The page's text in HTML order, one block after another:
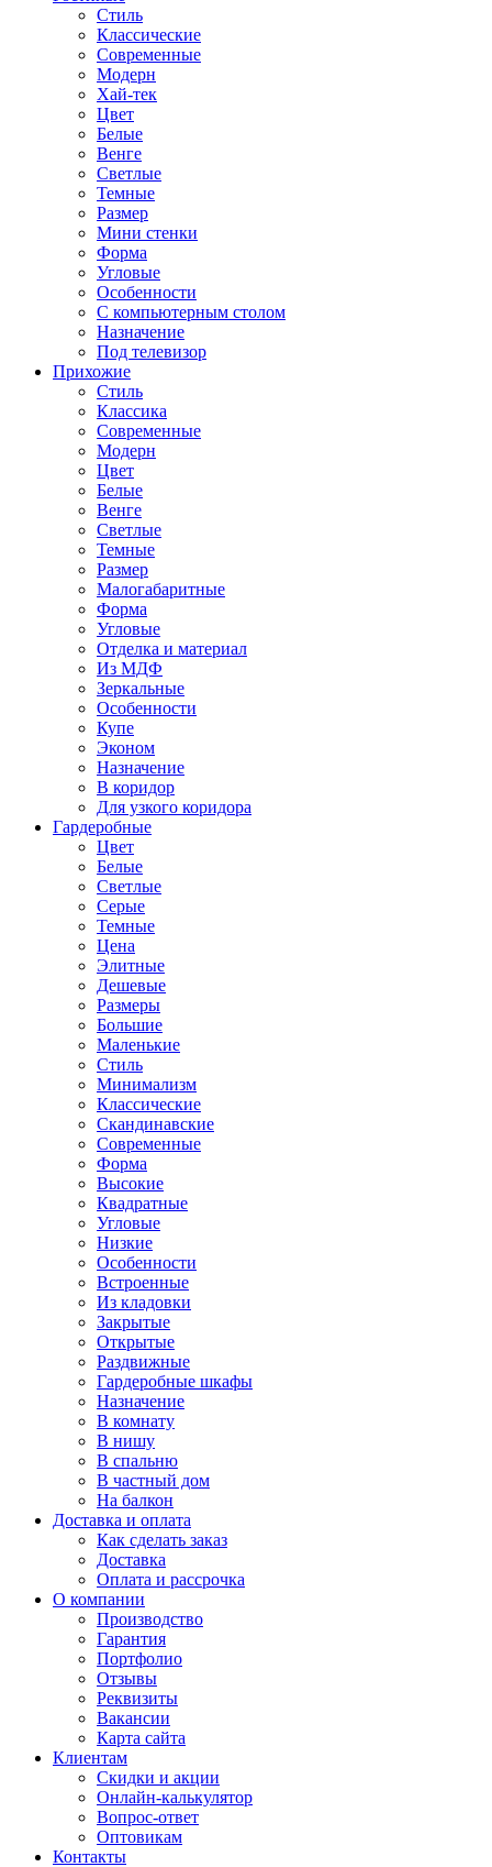
Стиль
Классические
Современные
Модерн
Хай-тек
Цвет
Белые
Венге
Светлые
Темные
Размер
Мини стенки
Форма
Угловые
Особенности
С компьютерным столом
Назначение
Под телевизор
Прихожие
Стиль
Классика
Современные
Модерн
Цвет
Белые
Венге
Светлые
Темные
Размер
Малогабаритные
Форма
Угловые
Отделка и материал
Из МДФ
Зеркальные
Особенности
Купе
Эконом
Назначение
В коридор
Для узкого коридора
Гардеробные
Цвет
Белые
Светлые
Серые
Темные
Цена
Элитные
Дешевые
Размеры
Большие
Маленькие
Стиль
Минимализм
Классические
Скандинавские
Современные
Форма
Высокие
Квадратные
Угловые
Низкие
Особенности
Встроенные
Из кладовки
Закрытые
Открытые
Раздвижные
Гардеробные шкафы
Назначение
В комнату
В нишу
В спальню
В частный дом
На балкон
Доставка и оплата
Как сделать заказ
Доставка
Оплата и рассрочка
О компании
Производство
Гарантия
Портфолио
Отзывы
Реквизиты
Вакансии
Карта сайта
Клиентам
Скидки и акции
Онлайн-калькулятор
Вопрос-ответ
Оптовикам
Контакты